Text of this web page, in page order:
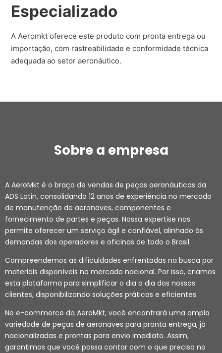
Especializado
A Aeromkt oferece este produto com pronta entrega ou
importação, com rastreabilidade e conformidade técnica
adequada ao setor aeronáutico.
Sobre a empresa
A AeroMkt é o braço de vendas de peças aeronáuticas da
ADS Latin, consolidando 12 anos de experiência no mercado
de manutenção de aeronaves, componentes e
fornecimento de partes e peças. Nossa expertise nos
permite oferecer um serviço ágil e confiável, alinhado às
demandas dos operadores e oficinas de todo o Brasil.
Compreendemos as dificuldades enfrentadas na busca por
materiais disponíveis no mercado nacional. Por isso, criamos
esta plataforma para simplificar o dia a dia dos nossos
clientes, disponibilizando soluções práticas e eficientes.
No e-commerce da AeroMkt, você encontrará uma ampla
variedade de peças de aeronaves para pronta entrega, já
nacionalizadas e prontas para envio imediato. Assim,
garantimos que você possa contar com o que precisa no